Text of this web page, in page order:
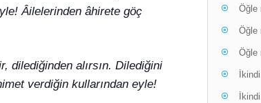
Âilelerinden âhirete göç
dilediğinden alırsın. Dilediğini
verdiğin kullarından eyle!
Öğle
Öğle
Öğle